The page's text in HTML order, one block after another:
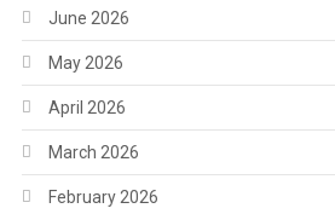
June 2026
May 2026
April 2026
March 2026
February 2026